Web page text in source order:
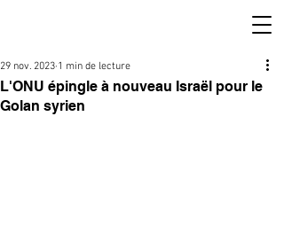
L'ONU épingle à nouveau Israël pour le
Golan syrien
29 nov. 2023 1 min de lecture